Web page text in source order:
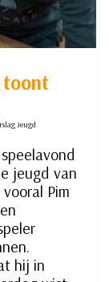
toont
Jeugd
jeugd van
Pim
hij in